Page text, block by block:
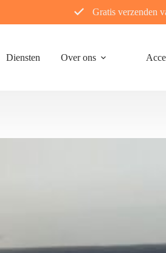
Gratis verzenden
Diensten Over ons